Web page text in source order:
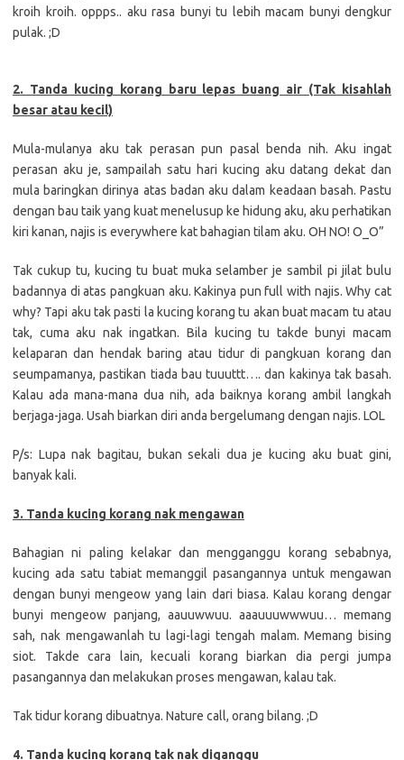
kroih kroih. oppps.. aku rasa bunyi tu lebih macam bunyi dengkur
pulak. ;D
2. Tanda kucing korang baru lepas buang air (Tak kisahlah
besar atau kecil)
Mula-mulanya aku tak perasan pun pasal benda nih. Aku ingat
perasan aku je, sampailah satu hari kucing aku datang dekat dan
mula baringkan dirinya atas badan aku dalam keadaan basah. Pastu
dengan bau taik yang kuat menelusup ke hidung aku, aku perhatikan
kiri kanan, najis is everywhere kat bahagian tilam aku. OH NO! O_O”
Tak cukup tu, kucing tu buat muka selamber je sambil pi jilat bulu
badannya di atas pangkuan aku. Kakinya pun full with najis. Why cat
why? Tapi aku tak pasti la kucing korang tu akan buat macam tu atau
tak, cuma aku nak ingatkan. Bila kucing tu takde bunyi macam
kelaparan dan hendak baring atau tidur di pangkuan korang dan
seumpamanya, pastikan tiada bau tuuuttt…. dan kakinya tak basah.
Kalau ada mana-mana dua nih, ada baiknya korang ambil langkah
berjaga-jaga. Usah biarkan diri anda bergelumang dengan najis. LOL
P/s: Lupa nak bagitau, bukan sekali dua je kucing aku buat gini,
banyak kali.
3. Tanda kucing korang nak mengawan
Bahagian ni paling kelakar dan mengganggu korang sebabnya,
kucing ada satu tabiat memanggil pasangannya untuk mengawan
dengan bunyi mengeow yang lain dari biasa. Kalau korang dengar
bunyi mengeow panjang, aauuwwuu. aaauuuwwwuu… memang
sah, nak mengawanlah tu lagi-lagi tengah malam. Memang bising
siot. Takde cara lain, kecuali korang biarkan dia pergi jumpa
pasangannya dan melakukan proses mengawan, kalau tak.
Tak tidur korang dibuatnya. Nature call, orang bilang. ;D
4. Tanda kucing korang tak nak diganggu